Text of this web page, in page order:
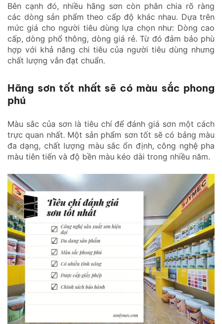
Bên cạnh đó, nhiều hãng sơn còn phân chia rõ ràng
các dòng sản phẩm theo cấp độ khác nhau. Dựa trên
mức giá cho người tiêu dùng lựa chọn như: Dòng cao
cấp, dòng phổ thông, dòng giá rẻ. Từ đó đảm bảo phù
hợp với khả năng chi tiêu của người tiêu dùng nhưng
chất lượng vẫn đạt chuẩn.
Hãng sơn tốt nhất sẽ có màu sắc phong
phú
Màu sắc của sơn là tiêu chí để đánh giá sơn một cách
trực quan nhất. Một sản phẩm sơn tốt sẽ có bảng màu
đa dạng, chất lượng màu sắc ổn định, công nghệ pha
màu tiên tiến và độ bền màu kéo dài trong nhiều năm.